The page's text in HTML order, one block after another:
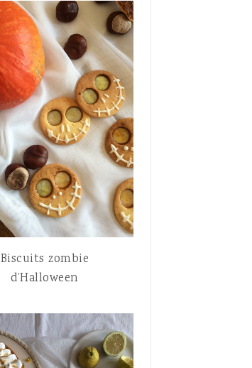
Biscuits zombie
d’Halloween